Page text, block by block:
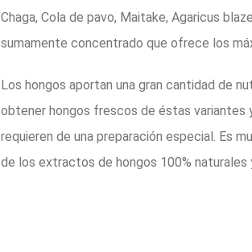
Chaga, Cola de pavo, Maitake, Agaricus
sumamente concentrado que ofrece los
Los hongos aportan una gran cantidad de
obtener hongos frescos de éstas variantes
requieren de una preparación especial. Es
de los extractos de hongos 100% naturales